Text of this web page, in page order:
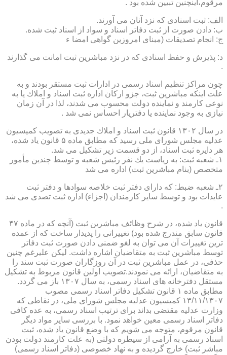
مرقوم،اینچنین تبیین شده بود .
الف: ثبت اسنادی كه نزد آنان می آورند.
ب: دادن صورت از ثبت دفاتر اسناد و سواد از اسناد ثبت شده.
ج: انجام تصدیقات (مبنای امروزین گواهی امضا ء
د: پذیرش و حفظ اسنادی كه در نزد مباشرین ثبت امانت می گذارند
.
چون مراكز تنظیم اسناد رسمی در ادارات ثبت مستقر بودند و به
علت اینكه مباشرین ثبت، جزو اركان اداره ثبت اسناد و املاك یا به
نوعی كارمند و نماینده دولت محسوب می شدند، لذا در آن زمان
نیازی به وجود نماینده یا دفتریار احساس نمی شد .
در سال ۱۳۰۲ قانون ثبت اسناد و املاك جدیدی به تصویب كمیسیون
عدلیه مجلس شورای ملی رسید كه مطابق ماده ۵ قانون یاد شده،
هر دایره ثبت اسناد، از دو قسمت زیر تشكیل می شد.
۱ـ شعبه ثبت: به ریاست یك نفر رئیس شعبه و توسط چندین مأمور
متخصص (بنام مباشرین ثبت) اداره می شد
۲ـ شعبه ضبط: كه دارای دفتر ثبت خلاصه سوادها و دفتر ثبت
عایدات بود و توسط سایر كارمندان (اجزاء) اداره ثبت تصدی می شد
.
قانون یاد شده، در شرح وظائف مباشرین ثبت (آنچه كه در ماده ۴۷
قانون سابق مندرج شده بود) تغییراتی را پدیدار ساخت كه از عمده
ترین تغییرات آن می توان به لغو ضمنی دادن صورت ثبت دفاتر
توسط مباشرین ثبت به متقاضیان اشاره داشت. لیكن علیرغم چنین
حذفی، در عمل مباشرین ثبت در آن روزگاران صورت ثبت سند را
به متقاضیان، ارائه می نمودند.تصویب اولین قانون مربوط به تشكیل
مستقل دفترخانه های اسناد رسمی، به سال ۱۳۰۷ باز می گردد.
مطابق ماده ۱ قانون تشكیل دفاتر اسناد رسمی مصوب
۱۳/۱۱/۱۳۰۷ كمیسیون عدلیه مجلس شورای ملی، در نقاطی كه
وزارت عدلیه مقتضی بداند برای ترتیب اسناد رسمی، به عده كافی
دفاتر اسناد رسمی معین خواهد نمود. با بررسی سایر مواد دیگر
قانون مرقوم، متوجه می شویم كه با وضع قانون یاد شده، ثبت
اسناد رسمی به آرامی از سیطره دولتی (به علت كارمند دولت بودن
مباشر ثبت) خارج گردیده و به نهاد خصوصی (دفاتر اسناد رسمی)